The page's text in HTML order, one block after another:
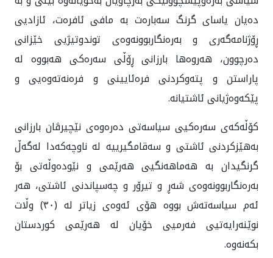
دەیان یاسای گرنگ سەبارەت بە مافی ئافرەت، ئازاديی
ڕۆژنامەگەری و به‌ره‌نگاربوونه‌وه‌ی توندوتیژيی خێزانی
دەرچوون، هەروەها بارزانی ڕۆڵی سه‌ره‌کی هه‌بووه له
پاراستن و پته‌وکردنی فره‌ئایینی و فره‌نەتەوەیی و
پێکەوەژیانی ئاشتیانه.
کۆڵه‌که‌ی سه‌ره‌کیی سیاسه‌تی ده‌ره‌وه‌ی نێچیرڤان بارزانی
بەهێزکردنی ئاشتی و سەقامگیرییه‌ له ناوچه‌که‌دا له‌گه‌ڵ
گرنگیدان به هه‌ماهه‌نگيی هەرێمی و نێودەوڵەتی بۆ
به‌ره‌نگاربوونه‌وه‌ی شه‌ڕ و تیرۆر و چه‌سپاندنی ئاشتی، هه‌ر
ئه‌م سیاسه‌ته‌ش بووه هۆی ئه‌وه‌ی زیاتر لە (٣٠) وڵات
نوێنەرایەتیی فەرميی خۆیان لە هەرێمی کوردستان
بكه‌نه‌وه‌.